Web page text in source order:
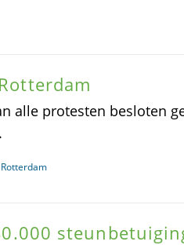
alle protesten besloten